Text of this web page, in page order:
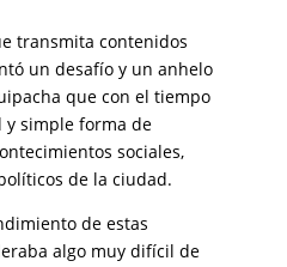
transmita contenidos
un desafío y un anhelo
que con el tiempo
y simple forma de
sociales,
de la ciudad.
de estas
algo muy difícil de